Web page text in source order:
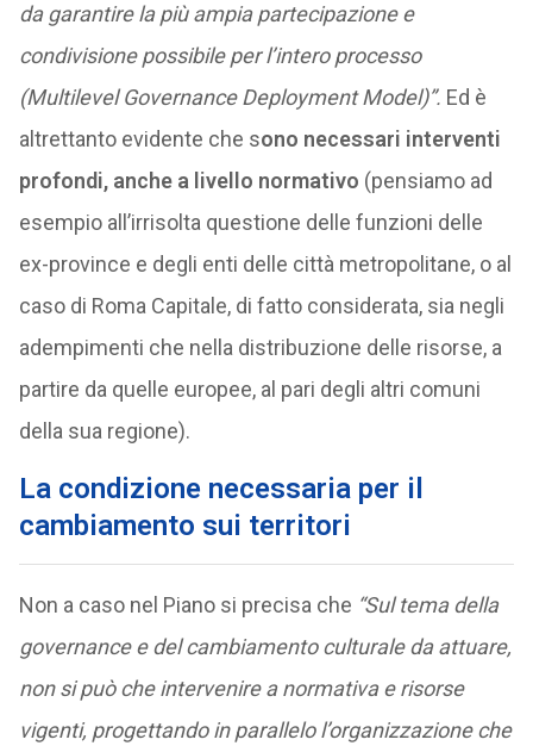
da garantire la più ampia partecipazione e
condivisione possibile per l’intero processo
(Multilevel Governance Deployment Model)”. Ed è
altrettanto evidente che sono necessari interventi
profondi, anche a livello normativo (pensiamo ad
esempio all’irrisolta questione delle funzioni delle
ex-province e degli enti delle città metropolitane, o al
caso di Roma Capitale, di fatto considerata, sia negli
adempimenti che nella distribuzione delle risorse, a
partire da quelle europee, al pari degli altri comuni
della sua regione).
La condizione necessaria per il
cambiamento sui territori
Non a caso nel Piano si precisa che “Sul tema della
governance e del cambiamento culturale da attuare,
non si può che intervenire a normativa e risorse
vigenti, progettando in parallelo l’organizzazione che